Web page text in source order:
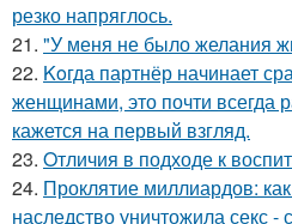
резко напряглось.
21. "У меня не было желания
22. Koгда партнёр начинает
женщинами, это почти всегда
кажется на первый взгляд.
23. Oтличия в подходе к
24. Проклятие миллиардов:
наследство уничтожила секс